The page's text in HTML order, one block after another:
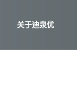
关于迪泉优